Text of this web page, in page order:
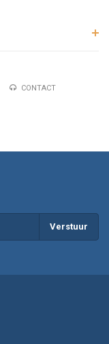
CONTACT
Verstuur